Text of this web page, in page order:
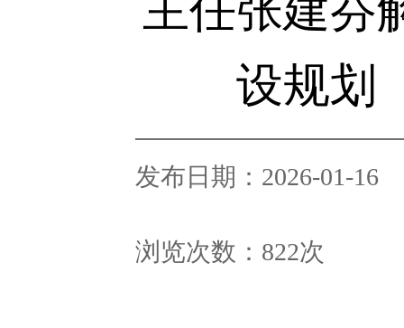
主任张建芬
设规划
发布日期：2026-01-16
浏览次数： 822次